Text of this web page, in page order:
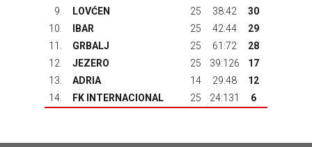
9.
LOVĆEN 25 38:42
30
10.
IBAR 25 42:44
29
11.
GRBALJ 25 61:72
28
12.
JEZERO 25 39:126
17
13.
ADRIA 14 29:48
12
14.
FK INTERNACIONAL 25 24:131 6